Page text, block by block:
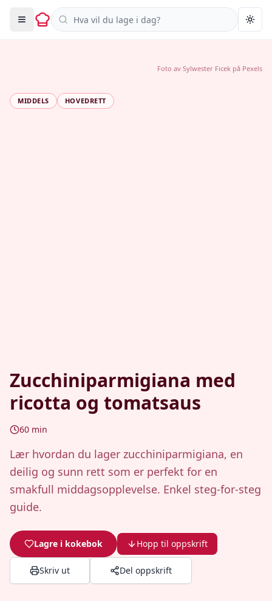
Søk i oppskrifter
MIDDELS HOVEDRETT
Zucchiniparmigiana med
ricotta og tomatsaus
60 min
Lær hvordan du lager zucchiniparmigiana, en
deilig og sunn rett som er perfekt for en
smakfull middagsopplevelse. Enkel steg-for-steg
guide.
Lagre i kokebok Hopp til oppskrift
Skriv ut Del oppskrift
Foto av Sylwester Ficek på Pexels